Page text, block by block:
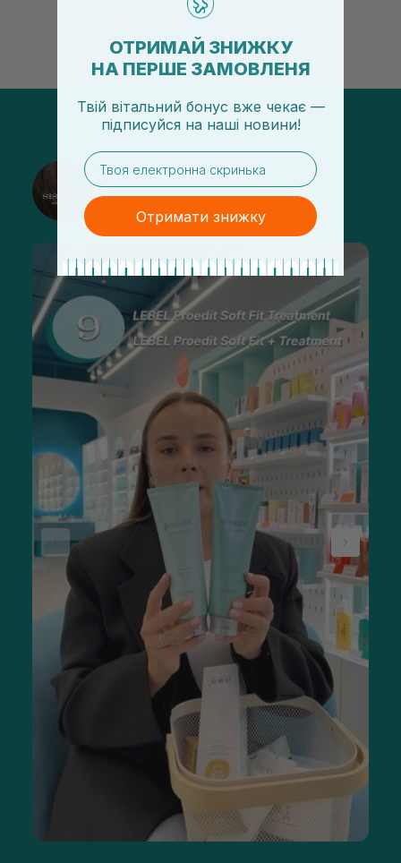
@sisters_stelmakh в Instagram
ОТРИМАЙ ЗНИЖКУ
НА ПЕРШЕ ЗАМОВЛЕНЯ
Твій вітальний бонус вже чекає —
підписуйся на наші новини!
email
Отримати знижку